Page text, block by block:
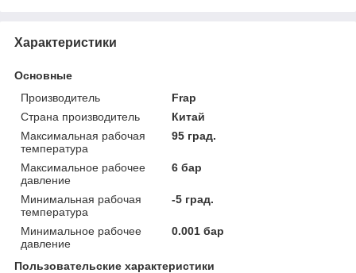
Характеристики
Основные
Производитель
Frap
Страна производитель
Китай
Максимальная рабочая
температура
95 град.
Максимальное рабочее
давление
6 бар
Минимальная рабочая
температура
-5 град.
Минимальное рабочее
давление
0.001 бар
Пользовательские характеристики